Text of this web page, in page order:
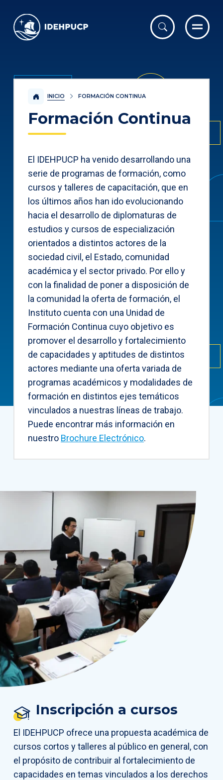
IDEHPUCP
INICIO FORMACIÓN CONTINUA
Formación Continua
El IDEHPUCP ha venido desarrollando una
serie de programas de formación, como
cursos y talleres de capacitación, que en
los últimos años han ido evolucionando
hacia el desarrollo de diplomaturas de
estudios y cursos de especialización
orientados a distintos actores de la
sociedad civil, el Estado, comunidad
académica y el sector privado. Por ello y
con la finalidad de poner a disposición de
la comunidad la oferta de formación, el
Instituto cuenta con una Unidad de
Formación Continua cuyo objetivo es
promover el desarrollo y fortalecimiento
de capacidades y aptitudes de distintos
actores mediante una oferta variada de
programas académicos y modalidades de
formación en distintos ejes temáticos
vinculados a nuestras líneas de trabajo.
Puede encontrar más información en
nuestro Brochure Electrónico.
Inscripción a cursos
El IDEHPUCP ofrece una propuesta académica de
cursos cortos y talleres al público en general, con
el propósito de contribuir al fortalecimiento de
capacidades en temas vinculados a los derechos